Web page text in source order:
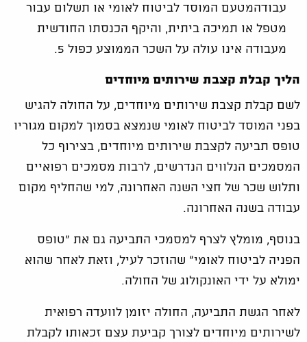
עבודהמטעם המוסד לביטוח לאומי או תשלום עבור
מטפל או תמיכה ביתית, והיקף הכנסתו החודשית
מעבודה אינו עולה על השכר הממוצע כפול 5.
הליך קבלת קצבת שירותים מיוחדים
לשם קבלת קצבת שירותים מיוחדים, על החולה להגיש
בפני המוסד לביטוח לאומי שנמצא בסמוך למקום מגוריו
טופס תביעה לקצבת שירותים מיוחדים, בצירוף כל
המסמכים הנלווים הנדרשים, לרבות מסמכים רפואיים
ותלוש שכר של חצי השנה האחרונה, למי שהחליף מקום
עבודה בשנה האחרונה.
בנוסף, מומלץ לצרף למסמכי התביעה גם את "טופס
הפניה לביטוח לאומי" שהוזכר לעיל, וזאת לאחר שהוא
ימולא על ידי האונקולוג של החולה.
לאחר הגשת התביעה, החולה יזומן לוועדה רפואית
לשירותים מיוחדים לצורך קביעת עצם זכאותו לקבלת